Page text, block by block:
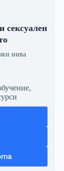
сексуален
нива
,